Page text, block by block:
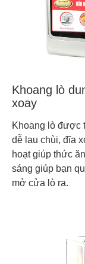
Khoang lò
xoay
Khoang lò được
dễ lau chùi, đĩa
hoạt giúp thức
sáng giúp bạn
mở cửa lò ra.